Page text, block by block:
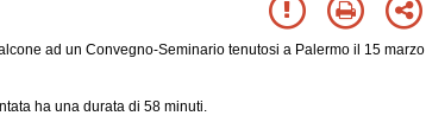
ad un Convegno-Seminario tenutosi a Palermo il 15 marzo
ha una durata di 58 minuti.